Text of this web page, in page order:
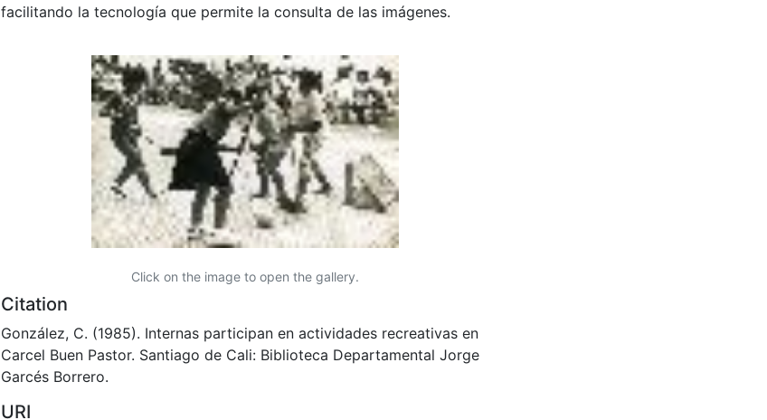
facilitando la tecnología que permite la consulta de las imágenes.
Click on the image to open the gallery.
Citation
González, C. (1985). Internas participan en actividades recreativas en
Carcel Buen Pastor. Santiago de Cali: Biblioteca Departamental Jorge
Garcés Borrero.
URI